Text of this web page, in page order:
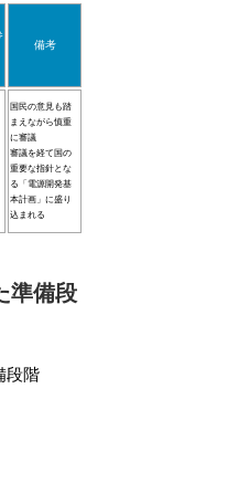
備考
国民の意見も踏
まえながら慎重
に審議
審議を経て国の
重要な指針とな
る「電源開発基
本計画」に盛り
込まれる
準備段